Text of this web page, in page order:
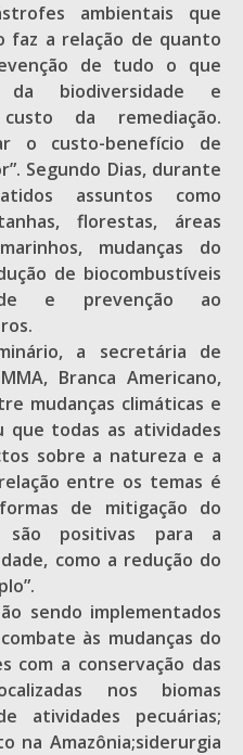
ambientais que
faz a relação de quanto
de tudo o que
biodiversidade e
da remediação.
o custo-benefício de
Segundo Dias, durante
assuntos como
florestas, áreas
mudanças do
de biocombustíveis
e prevenção ao
a secretária de
Branca Americano,
mudanças climáticas e
que todas as atividades
sobre a natureza e a
entre os temas é
de mitigação do
são positivas para a
como a redução do
sendo implementados
às mudanças do
com a conservação das
nos biomas
atividades pecuárias;
na Amazônia;siderurgia